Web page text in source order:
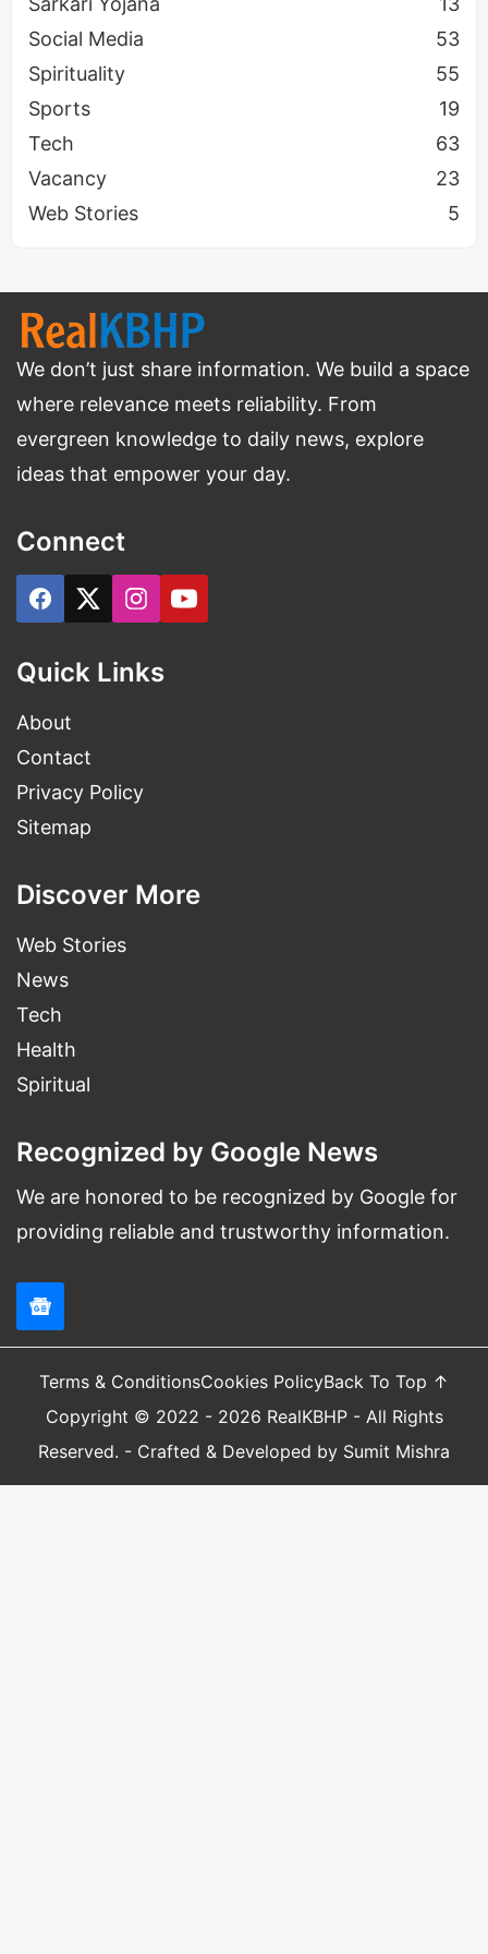
Social Media
53
Spirituality
55
Sports
19
Tech
63
Vacancy
23
Web Stories
5
We don’t just share information. We build a space
where relevance meets reliability. From
evergreen knowledge to daily news, explore
ideas that empower your day.
Connect
Quick Links
About
Contact
Privacy Policy
Sitemap
Discover More
Web Stories
News
Tech
Health
Spiritual
Recognized by Google News
We are honored to be recognized by Google for
providing reliable and trustworthy information.
Terms & ConditionsCookies PolicyBack To Top ↑
Copyright © 2022 - 2026 RealKBHP - All Rights
Reserved. - Crafted & Developed by Sumit Mishra